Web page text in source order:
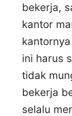
bekerja,
kantor
ini harus
tidak
bekerja
selalu